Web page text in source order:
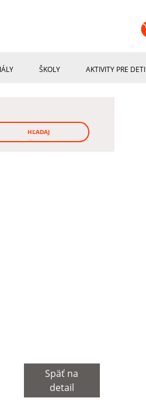
ŠKOLY AKTIVITY PRE DETI
HĽADAJ
Späť na
detail